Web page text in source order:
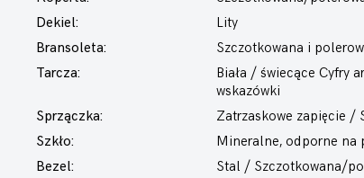
Dekiel:
Lity
Bransoleta:
Szczotkowana i
Tarcza:
Biała / świecące Cyfry
wskazówki
Sprzączka:
Zatrzaskowe zapięcie /
Szkło:
Mineralne, odporne na
Bezel:
Stal / Szczotkowana/